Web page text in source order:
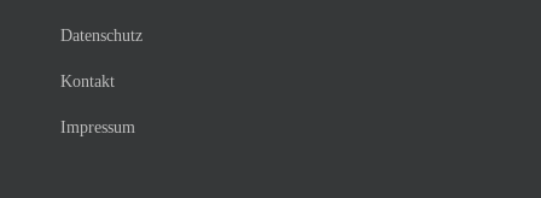
Datenschutz
Kontakt
Impressum